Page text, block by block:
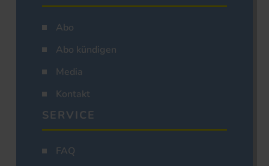
Abo
Abo kündigen
Media
Kontakt
SERVICE
FAQ